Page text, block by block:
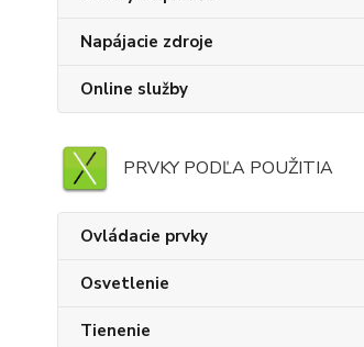
Napájacie zdroje
Online služby
PRVKY PODĽA POUŽITIA
Ovládacie prvky
Osvetlenie
Tienenie